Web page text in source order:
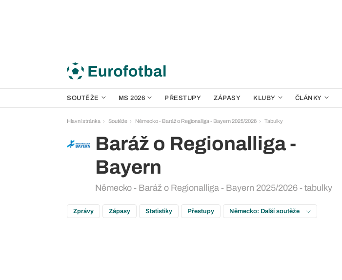
SOUTĚŽE MS 2026 PŘESTUPY ZÁPASY KLUBY ČLÁNKY
Hlavní stránka Soutěže Německo - Baráž o Regionalliga - Bayern 2025/2026 Tabulky
Baráž o Regionalliga -
Bayern
Německo - Baráž o Regionalliga - Bayern 2025/2026 - tabulky
Zprávy Zápasy Statistiky Přestupy Německo: Další soutěže